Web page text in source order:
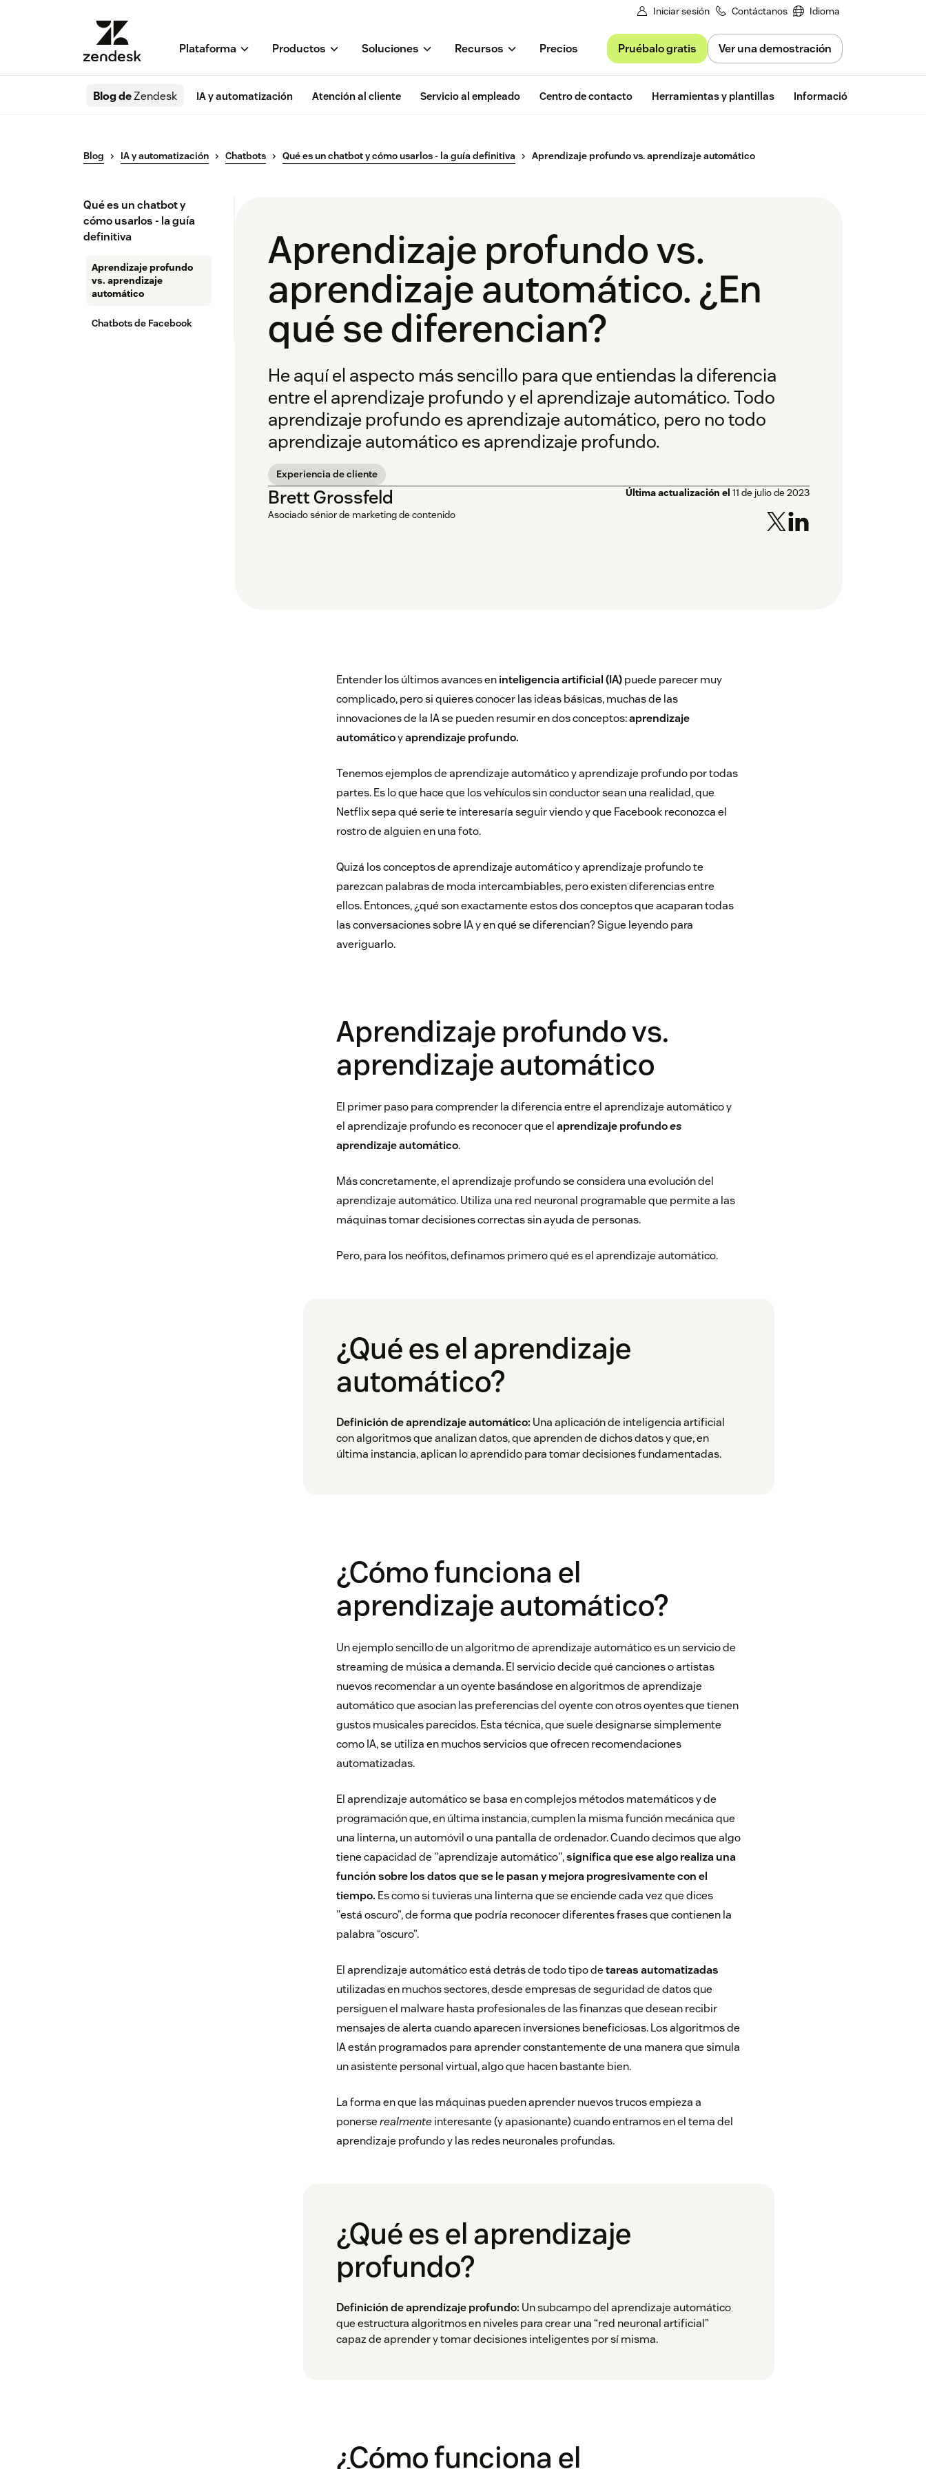
Iniciar sesión Contáctanos Idioma
Plataforma Productos Soluciones Recursos Precios Pruébalo gratis Ver una demostración
Blog deZendesk IA y automatización Atención al cliente Servicio al empleado Centro de contacto Herramientas y plantillas Información de Zendesk
Blog IA y automatización Chatbots Qué es un chatbot y cómo usarlos - la guía definitiva Aprendizaje profundo vs. aprendizaje automático
Qué es un chatbot y
cómo usarlos - la guía
definitiva
Aprendizaje profundo
vs. aprendizaje
automático
Chatbots de Facebook
Aprendizaje profundo vs.
aprendizaje automático. ¿En
qué se diferencian?
He aquí el aspecto más sencillo para que entiendas la diferencia
entre el aprendizaje profundo y el aprendizaje automático. Todo
aprendizaje profundo es aprendizaje automático, pero no todo
aprendizaje automático es aprendizaje profundo.
Experiencia de cliente
Brett Grossfeld
Asociado sénior de marketing de contenido
Última actualización el 11 de julio de 2023
Entender los últimos avances eninteligencia artificial (IA)puede parecer muy
complicado, pero si quieres conocer las ideas básicas, muchas de las
innovaciones de la IA se pueden resumir en dos conceptos:aprendizaje
automáticoyaprendizaje profundo.
Tenemos ejemplos de aprendizaje automático y aprendizaje profundo por todas
partes. Es lo que hace que los vehículos sin conductor sean una realidad, que
Netflix sepa qué serie te interesaría seguir viendo y que Facebook reconozca el
rostro de alguien en una foto.
Quizá los conceptos de aprendizaje automático y aprendizaje profundo te
parezcan palabras de moda intercambiables, pero existen diferencias entre
ellos. Entonces, ¿qué son exactamente estos dos conceptos que acaparan todas
las conversaciones sobre IA y en qué se diferencian? Sigue leyendo para
averiguarlo.
Aprendizaje profundo vs.
aprendizaje automático
El primer paso para comprender la diferencia entre el aprendizaje automático y
el aprendizaje profundo es reconocer que elaprendizaje profundoes
aprendizaje automático.
Más concretamente, el aprendizaje profundo se considera una evolución del
aprendizaje automático. Utiliza una red neuronal programable que permite a las
máquinas tomar decisiones correctas sin ayuda de personas.
Pero, para los neófitos, definamos primero qué es el aprendizaje automático.
¿Qué es el aprendizaje
automático?
Definición de aprendizaje automático: Una aplicación de inteligencia artificial
con algoritmos que analizan datos, que aprenden de dichos datos y que, en
última instancia, aplican lo aprendido para tomar decisiones fundamentadas.
¿Cómo funciona el
aprendizaje automático?
Un ejemplo sencillo de un algoritmo de aprendizaje automático es un servicio de
streaming de música a demanda. El servicio decide qué canciones o artistas
nuevos recomendar a un oyente basándose en algoritmos de aprendizaje
automático que asocian las preferencias del oyente con otros oyentes que tienen
gustos musicales parecidos. Esta técnica, que suele designarse simplemente
como IA, se utiliza en muchos servicios que ofrecen recomendaciones
automatizadas.
El aprendizaje automático se basa en complejos métodos matemáticos y de
programación que, en última instancia, cumplen la misma función mecánica que
una linterna, un automóvil o una pantalla de ordenador. Cuando decimos que algo
tiene capacidad de "aprendizaje automático",significa que ese algo realiza una
función sobre los datos que se le pasan y mejora progresivamente con el
tiempo. Es como si tuvieras una linterna que se enciende cada vez que dices
"está oscuro”, de forma que podría reconocer diferentes frases que contienen la
palabra “oscuro”.
El aprendizaje automático está detrás de todo tipo detareas automatizadas
utilizadas en muchos sectores, desde empresas de seguridad de datos que
persiguen el malware hasta profesionales de las finanzas que desean recibir
mensajes de alerta cuando aparecen inversiones beneficiosas. Los algoritmos de
IA están programados para aprender constantemente de una manera que simula
un asistente personal virtual, algo que hacen bastante bien.
La forma en que las máquinas pueden aprender nuevos trucos empieza a
ponerserealmenteinteresante (y apasionante) cuando entramos en el tema del
aprendizaje profundo y las redes neuronales profundas.
¿Qué es el aprendizaje
profundo?
Definición de aprendizaje profundo: Un subcampo del aprendizaje automático
que estructura algoritmos en niveles para crear una “red neuronal artificial”
capaz de aprender y tomar decisiones inteligentes por sí misma.
¿Cómo funciona el